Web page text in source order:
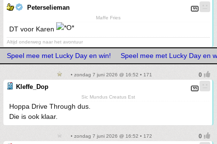
Peterselieman
Maffe Fries
DT voor Karen
Altijd onderweg naar het avontuur
Speel mee met Lucky Day en win! Speel mee met Lucky Day en
• zondag 7 juni 2026 @ 16:52 • 171
Kleffe_Dop
Sic Mundus Creatus Est
Hoppa Drive Through dus.
Die is ook klaar.
• zondag 7 juni 2026 @ 16:52 • 172